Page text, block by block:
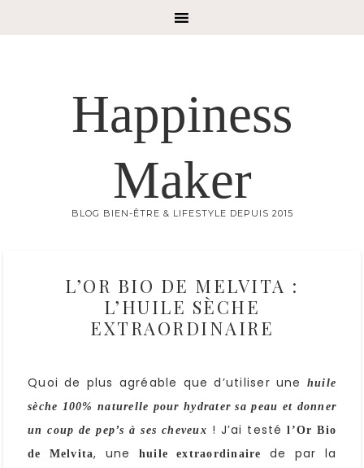
Happiness
Maker
BLOG BIEN-ÊTRE & LIFESTYLE DEPUIS 2015
L’OR BIO DE MELVITA :
L’HUILE SÈCHE
EXTRAORDINAIRE
Quoi de plus agréable que d’utiliser une
huile
sèche 100% naturelle pour hydrater sa peau et donner
un coup de pep’s à ses cheveux ! J’ai testél’Or Bio
de Melvita, une huile extraordinaire
de par la